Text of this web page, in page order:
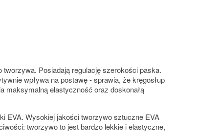
Posiadają regulację szerokości paska.
wpływa na postawę - sprawia, że kręgosłup
maksymalną elastyczność oraz doskonałą
EVA. Wysokiej jakości tworzywo sztuczne EVA
tworzywo to jest bardzo lekkie i elastyczne,